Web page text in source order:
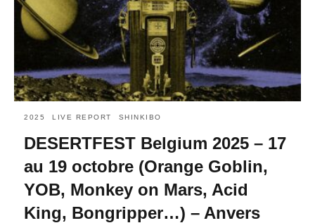
query
enter:
2025 LIVE REPORT SHINKIBO
DESERTFEST Belgium 2025 – 17
au 19 octobre (Orange Goblin,
YOB, Monkey on Mars, Acid
King, Bongripper…) – Anvers